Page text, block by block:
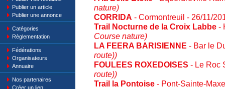
Publier un article
Publier une annonce
Catégories
Règlementation
Fédérations
Organisateurs
Annuaire
Nos partenaires
Créer un lien
nature)
CORRIDA - Cormontreuil - 26/11/
Trail Nocturne de la Croix Labbe -
Course nature)
LA FEERA BARISIENNE - Bar le
route))
FOULEES ROXEDOISES - Le Roc
route))
Trail la Pontoise - Pont-Sainte-